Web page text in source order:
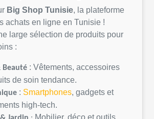
Big Shop Tunisie, la plateforme
achats en ligne en Tunisie !
large sélection de produits pour
:
Beauté : Vêtements, accessoires
de soin tendance.
: Smartphones, gadgets et
high-tech.
Mobilier, déco etoutils